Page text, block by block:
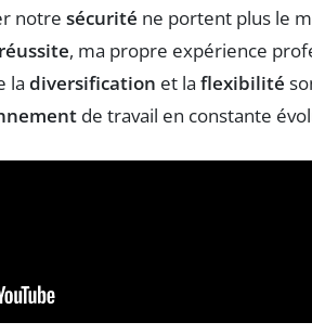
notre sécurité ne portent plus le
réussite, ma propre expérience
la diversification et la flexibilité
de travail en constante